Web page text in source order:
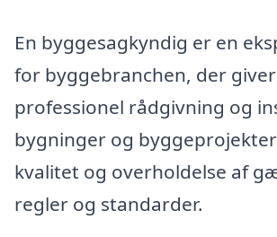
En byggesagkyndig er en
for byggebranchen, der giver
professionel rådgivning og
bygninger og
kvalitet og overholdelse af
regler og standarder.